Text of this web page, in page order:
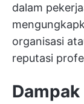
dalam
organisasi
reputasi